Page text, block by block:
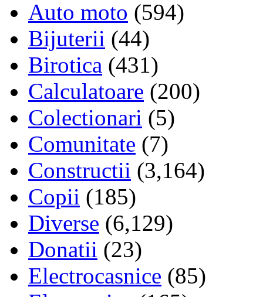
Auto moto (594)
Bijuterii (44)
Birotica (431)
Calculatoare (200)
Colectionari (5)
Comunitate (7)
Constructii (3,164)
Copii (185)
Diverse (6,129)
Donatii (23)
Electrocasnice (85)